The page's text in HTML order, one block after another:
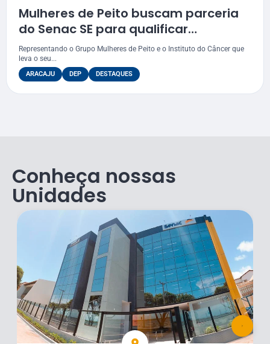
Mulheres de Peito buscam parceria
do Senac SE para qualificar
assistidas pelo grupo
Representando o Grupo Mulheres de Peito e o Instituto do Câncer que
leva o seu...
ARACAJU DEP DESTAQUES
Conheça nossas
Unidades